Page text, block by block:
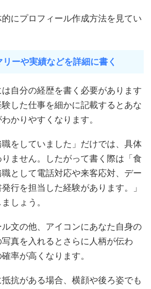
にプロフィール作成方法を見てい
ーや実績などを詳細に書く
自分の経歴を書く必要があります
した仕事を細かに記載するとあな
かりやすくなります。
をしていました」だけでは、具体
ません。したがって書く際は「食
として電話対応や来客応対、デー
行を担当した経験があります。」
しょう。
文の他、アイコンにあなた自身の
真を入れるとさらに人柄が伝わ
率が高くなります。
抗がある場合、横顔や後ろ姿でも